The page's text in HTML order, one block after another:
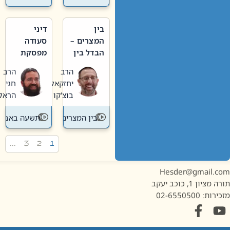
בין
המצרים –
הבדל בין
חדשה
לישנה
הרב
יחזקאל
בוצ'קו
בין המצרים
דיני
סעודה
מפסקת
תשעה
באב
הרב
חגי
הראל
תשעה באב
1, כוכב יעקב
02-6550500